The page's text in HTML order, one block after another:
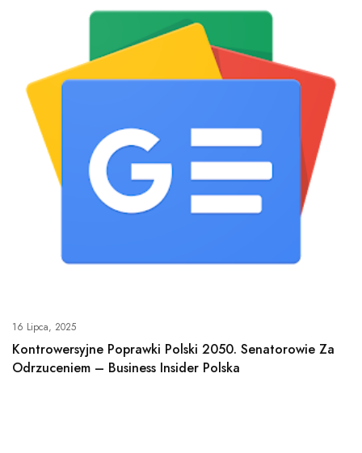
16 Lipca, 2025
Kontrowersyjne Poprawki Polski 2050. Senatorowie Za
Odrzuceniem – Business Insider Polska